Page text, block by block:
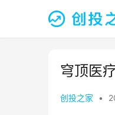
穹顶医
创投之家 •